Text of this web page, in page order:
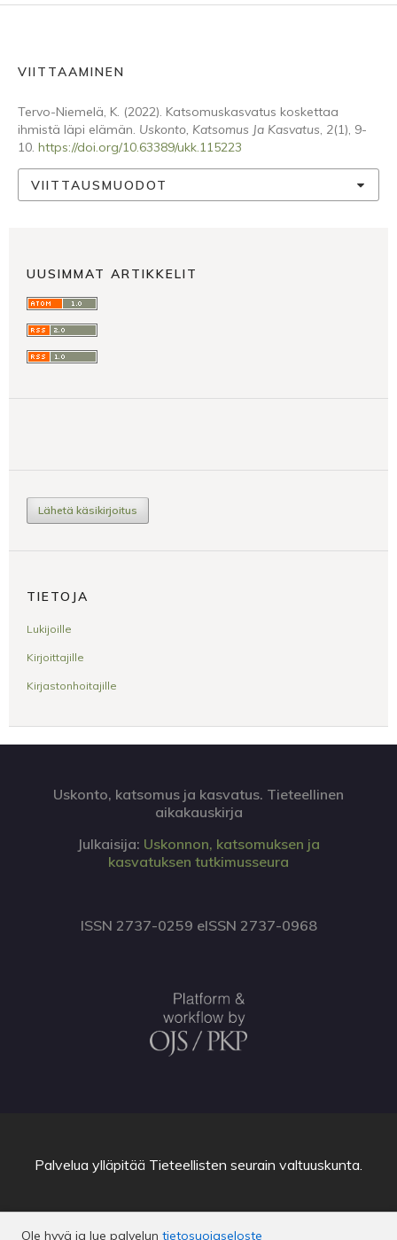
VIITTAAMINEN
Tervo-Niemelä, K. (2022). Katsomuskasvatus koskettaa
ihmistä läpi elämän. Uskonto, Katsomus Ja Kasvatus, 2(1), 9-
10. https://doi.org/10.63389/ukk.115223
VIITTAUSMUODOT
UUSIMMAT ARTIKKELIT
Lähetä käsikirjoitus
TIETOJA
Lukijoille
Kirjoittajille
Kirjastonhoitajille
Uskonto, katsomus ja kasvatus. Tieteellinen
aikakauskirja
Julkaisija: Uskonnon, katsomuksen ja
kasvatuksen tutkimusseura
ISSN 2737-0259 eISSN 2737-0968
Ole hyvä ja lue palvelun tietosuojaseloste
Palvelua ylläpitää Tieteellisten seurain valtuuskunta